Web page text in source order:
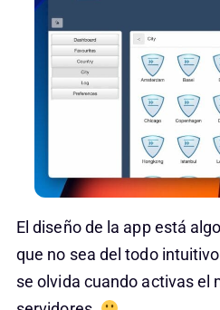
El diseño de la app está
que no sea del todo
se olvida cuando activas el